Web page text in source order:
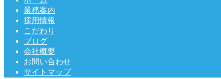
業務案内
採用情報
こだわり
ブログ
会社概要
お問い合わせ
サイトマップ